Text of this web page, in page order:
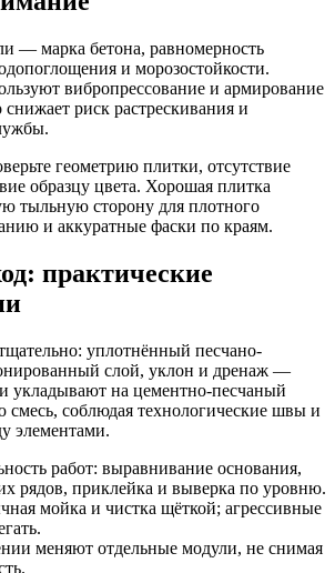
— марка бетона, равномерность
и морозостойкости.
вибропрессование и армирование
риск растрескивания и
геометрию плитки, отсутствие
образцу цвета. Хорошая плитка
тыльную сторону для плотного
и аккуратные фаски по краям.
практические
уплотнённый песчано-
слой, уклон и дренаж —
укладывают на цементно-песчаный
смесь, соблюдая технологические швы и
элементами.
работ: выравнивание основания,
рядов, приклейка и выверка по уровню.
мойка и чистка щёткой; агрессивные
меняют отдельные модули, не снимая